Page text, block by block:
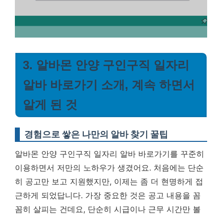
3. 알바몬 안양 구인구직 일자리
알바 바로가기 소개, 계속 하면서
알게 된 것
경험으로 쌓은 나만의 알바 찾기 꿀팁
알바몬 안양 구인구직 일자리 알바 바로가기를 꾸준히
이용하면서 저만의 노하우가 생겼어요. 처음에는 단순
히 공고만 보고 지원했지만, 이제는 좀 더 현명하게 접
근하게 되었답니다. 가장 중요한 것은 공고 내용을 꼼
꼼히 살피는 건데요, 단순히 시급이나 근무 시간만 볼